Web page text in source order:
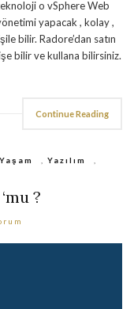
o vSphere Web
yapacak , kolay ,
bilir. Radore’dan satın
bilir ve kullana bilirsiniz.
Continue Reading
Yaşam Yazılım
?